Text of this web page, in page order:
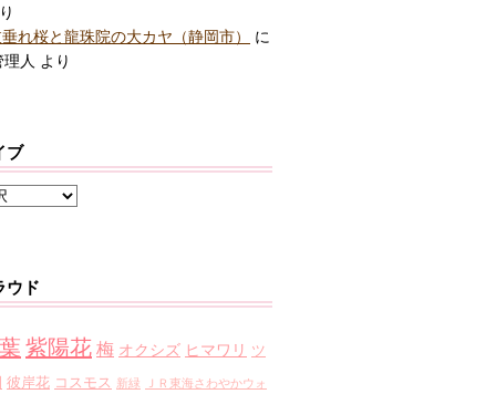
れ桜と龍珠院の大カヤ（静岡市）
に
人 より
ブ
ウド
紫陽花 梅 オクシズ ヒマワリ ツ
彼岸花 コスモス 新緑
ＪＲ東海さわやかウォ